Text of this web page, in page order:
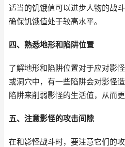
适当的饥饿值可以进步人物的战
确保饥饿值处于较高水平。
四、熟悉地形和陷阱位置
了解地形和陷阱位置对于应对影
或洞穴中，有一些陷阱会对影怪
陷阱来削弱影怪的生活值，从而更
五、注意影怪的攻击间隙
在和影怪战斗时，要注意它们的